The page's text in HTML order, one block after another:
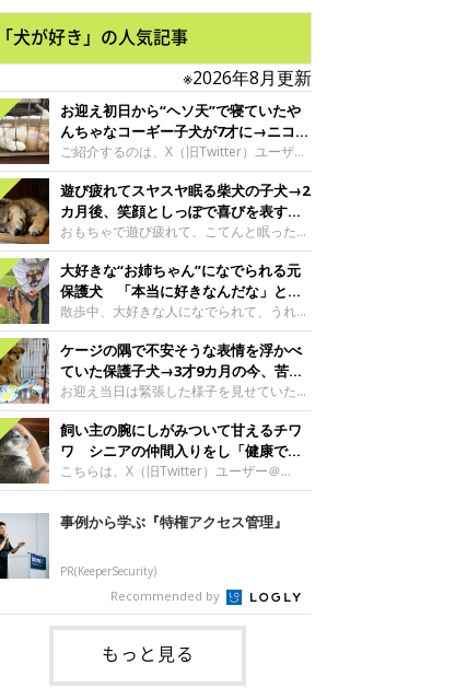
「犬が好き」の人気記事
※2026年8月更新
お迎え初日から“ヘソ天”で寝ていたや
んちゃなコーギー子犬が7才に→ニコニ
コ“コーギースマイル”が魅力のコに成
長！
ご紹介するのは、X（旧Twitter）ユーザー
＠Kus1oKg2vsgdWS2さんの愛犬でウェル
シュ・コーギー・ペンブロークの神楽ちゃ
ん。今年の8月で7才になるという神楽ちゃ
んですが、いったいどんな子犬時代を過ご
したのでしょうか。今回は、神楽ちゃんの
成長を飼い主さんと振り返ります！神楽ち
ゃんの成長について聞いた！お迎えから数
日後の神楽ちゃん（撮影時生後2カ月）＠
Kus1oKg2vsgdWS2――お迎え当初の神楽
ちゃんの様子について教えてください。飼
い主さん： 「お迎え当日から“ヘソ天”で寝
るようなコでし
遊び疲れてスヤスヤ眠る柴犬の子犬→2
カ月後、笑顔としっぽで喜びを表すコ
に成長！
おもちゃで遊び疲れて、こてんと眠った子
犬。あれから2カ月、表情や行動にさまざ
まな変化が見られるようになりました。遊
び疲れて眠る生後2カ月のなっちゃん遊び
疲れた様子のなっちゃん。@Pkndg_紹介
するのは、X（旧Twitter）ユーザー
@Pkndg_さんの愛犬・なっちゃん（取材
時、生後4カ月／柴犬）。こちらの写真
は、なっちゃんが生後2カ月のころに撮影
された一枚です。この日、なっちゃんは家
族と一緒におもちゃで遊んでいました。た
くさん遊んで疲れたのか、その後は眠り始
めたそうです。眠るなっちゃん。
@Pkndg_
大好きな“お姉ちゃん”になでられる元
保護犬 「本当に好きなんだな」と感
じる表情にほっこり
散歩中、大好きな人になでられて、うれし
そうな表情を見せる元保護犬。甘えるよう
な姿に、見ているこちらまでほっこりしま
す。大好きな“お姉ちゃん”に甘える小次郎
くん妹さんになでてもらい、うれしそうな
表情を見せる小次郎くん（2026年6月撮
影）。@mika_Jimmy紹介するのは、X（旧
Twitter）ユーザー@mika_Jimmyさんの愛
犬・小次郎くん（撮影時5才）。こちら
は、飼い主さんの妹さんと一緒に散歩をし
日、飼い主さんは実家から自宅へ帰る途
ケージの隅で不安そうな表情を浮かべ
ていた保護子犬→3才9カ月の今、苦手
を克服し頼もしいコに成長！
お迎え当日は緊張した様子を見せていた元
野犬の保護子犬。あれから約3年半、苦手
だったことを一つひとつ克服し、家族に寄
り添う姿を見せています。お迎え当日、ケ
ージの隅で不安そうにお迎え当日のシルビ
アちゃん。@nemonemotos今回紹介する
のは、X（旧Twitter）ユーザー
@nemonemotosさんの愛犬・シルビアち
主さんが「#最初に撮った一枚」として投
稿した写真には、ケージの隅で不安そうな
表情を浮かべるシルビアちゃんの姿が写っ
ていました。こちらは、保護犬だったシル
飼い主の腕にしがみついて甘えるチワ
ワ シニアの仲間入りをし「健康で穏
やかな暮らしが続いてほしい」と願う
こちらは、X（旧Twitter）ユーザー＠
kotubusuke617さんが投稿した写真。写
っているのは、愛犬でチワワのつぶしゃん
（本名：こつぶちゃん）です。飼い主さん
才）＠kotubusuke617撮影当時の状況に
ついて伺うと、飼い主さんはこう教えてく
れました。飼い主さん： 「ある休日のこ
とです。私がソファに座った途端にひざの
上にのってきたので、そのままなでながら
テレビを見ていたのですが、微動だにしな
いので気になって見てみると、腕にしがみ
事例から学ぶ『特権アクセス管理』
PR(KeeperSecurity)
Recommended by
もっと見る